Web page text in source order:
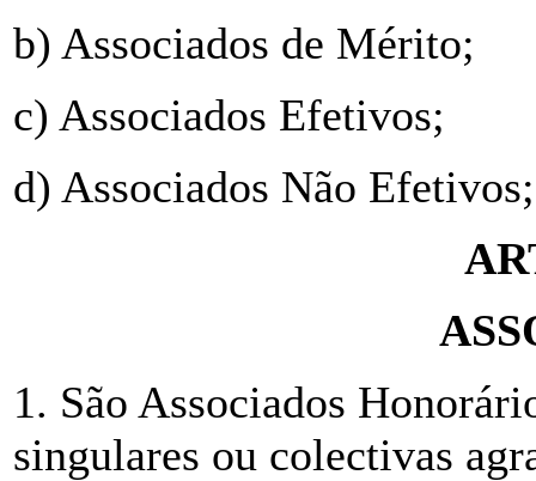
b) Associados de Mérito;
c) Associados Efetivos;
d) Associados Não Efetivos;
1. São Associados
singulares ou colectivas